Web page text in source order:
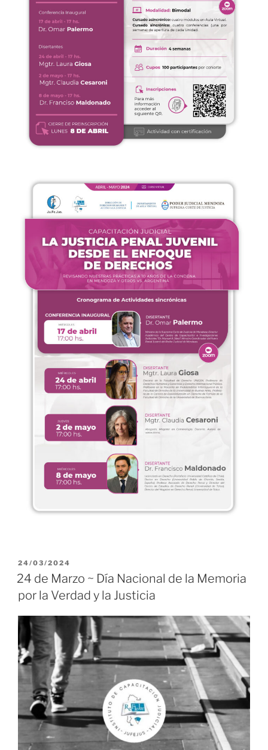
PUBLICADO
EL
24/03/2024
24 de Marzo ~ Día Nacional de la Memoria
por la Verdad y la Justicia